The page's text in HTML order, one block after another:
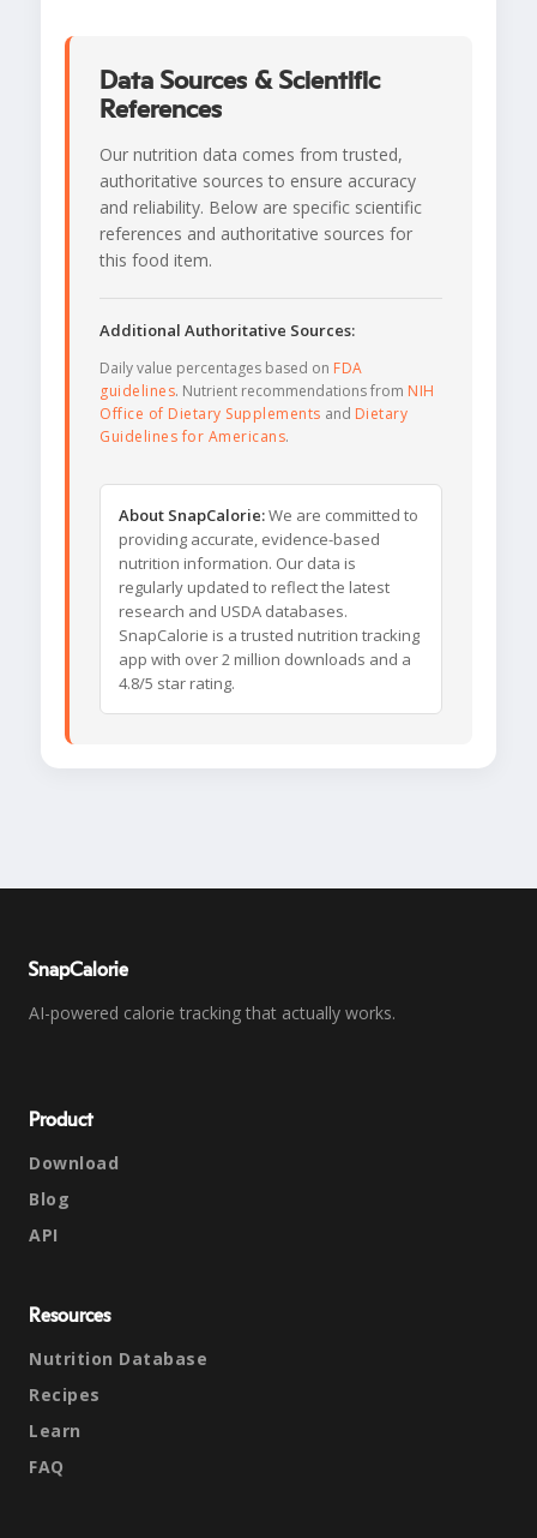
Data Sources & Scientific
References
Our nutrition data comes from trusted,
authoritative sources to ensure accuracy
and reliability. Below are specific scientific
references and authoritative sources for
this food item.
Additional Authoritative Sources:
Daily value percentages based on FDA
guidelines. Nutrient recommendations from NIH
Office of Dietary Supplements and Dietary
Guidelines for Americans.
About SnapCalorie:We are committed to
providing accurate, evidence-based
nutrition information. Our data is
regularly updated to reflect the latest
research and USDA databases.
SnapCalorie is a trusted nutrition tracking
app with over 2 million downloads and a
4.8/5 star rating.
SnapCalorie
AI-powered calorie tracking that actually works.
Product
Download
Blog
API
Resources
Nutrition Database
Recipes
Learn
FAQ